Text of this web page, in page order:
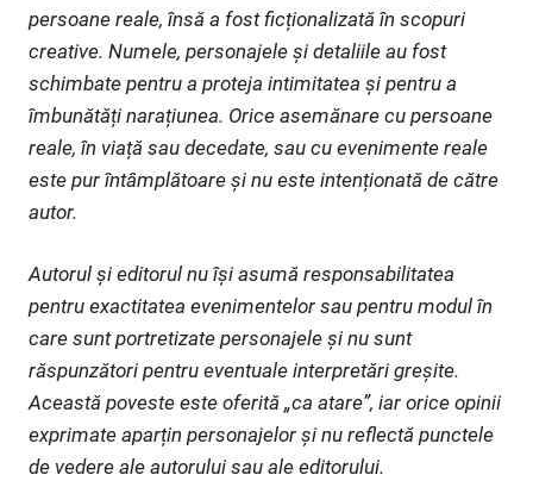
persoane reale, însă a fost ficționalizată în scopuri
creative. Numele, personajele și detaliile au fost
schimbate pentru a proteja intimitatea și pentru a
îmbunătăți narațiunea. Orice asemănare cu persoane
reale, în viață sau decedate, sau cu evenimente reale
este pur întâmplătoare și nu este intenționată de către
autor.
Autorul și editorul nu își asumă responsabilitatea
pentru exactitatea evenimentelor sau pentru modul în
care sunt portretizate personajele și nu sunt
răspunzători pentru eventuale interpretări greșite.
Această poveste este oferită „ca atare”, iar orice opinii
exprimate aparțin personajelor și nu reflectă punctele
de vedere ale autorului sau ale editorului.